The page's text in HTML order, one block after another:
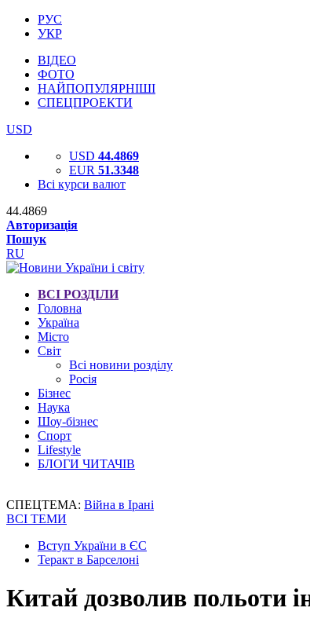
РУС
УКР
ВІДЕО
ФОТО
НАЙПОПУЛЯРНІШІ
СПЕЦПРОЕКТИ
USD
USD 44.4869
EUR 51.3348
Всі курси валют
44.4869
Авторизація
Пошук
RU
ВСІ РОЗДІЛИ
Головна
Україна
Місто
Світ
Всі новини розділу
Росія
Бізнес
Наука
Шоу-бізнес
Спорт
Lifestyle
БЛОГИ ЧИТАЧІВ
СПЕЦТЕМА: Війна в Ірані
ВСІ ТЕМИ
Вступ України в ЄС
Теракт в Барселоні
Китай дозволив польоти